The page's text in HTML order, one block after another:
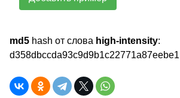
md5 hash от слова high-intensity:
d358dbccda93c9d9b1c22771a87eebe1